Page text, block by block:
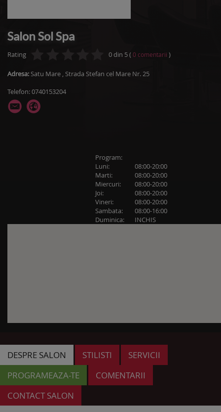
Salon Sol Spa
Rating 0din 5( 0 comentarii )
Adresa:Satu Mare , Strada Stefan cel Mare Nr. 25
Telefon: 0740153204
Program:
Luni:
08:00-20:00
Marti:
08:00-20:00
Miercuri:
08:00-20:00
Joi:
08:00-20:00
Vineri:
08:00-20:00
Sambata:
08:00-16:00
Duminica:
INCHIS
DESPRE SALON STILISTI
SERVICII
PROGRAMEAZA-TE
COMENTARII
CONTACT SALON